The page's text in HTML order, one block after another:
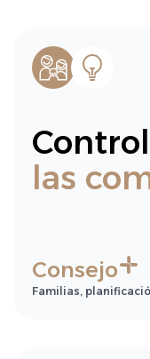
las
Consejo
Familias,